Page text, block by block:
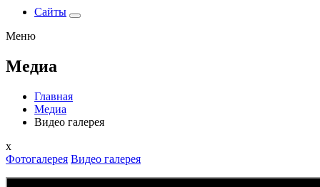
Сайты
Меню
Медиа
Главная
Медиа
Видео галерея
x
Фотогалерея Видео галерея